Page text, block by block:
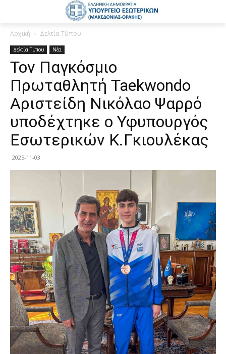
Αρχική Δελτία Τύπου
Δελτία Τύπου Νέα
Τον Παγκόσμιο
Πρωταθλητή Taekwondo
Αριστείδη Νικόλαο Ψαρρό
υποδέχτηκε ο Υφυπουργός
Εσωτερικών Κ.Γκιουλέκας
2025-11-03